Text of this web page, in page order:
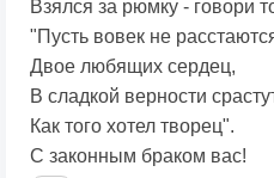
Взялся за рюмку - говори
"Пусть вовек не
Двое любящих сердец,
В сладкой верности
Как того хотел творец".
С законным браком вас!